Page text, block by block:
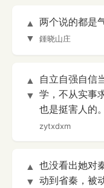
▲
▼
两个说的都是
鍾晓山庄
▲
▼
自立自强自信
学，不从实事
也是挺害人的。
zytxdxm
▲
▼
也没看出她对
动到省秦，被